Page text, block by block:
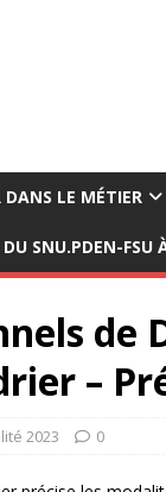
DANS LE MÉTIER
DU SNU.PDEN-FSU
de
–
2023 0